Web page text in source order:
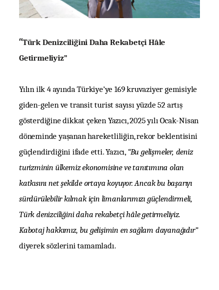
“Türk Denizciliğini Daha Rekabetçi Hâle
Getirmeliyiz”
Yılın ilk 4 ayında Türkiye’ye 169 kruvaziyer gemisiyle
giden-gelen ve transit turist sayısı yüzde 52 artış
gösterdiğine dikkat çeken Yazıcı, 2025 yılı Ocak-Nisan
döneminde yaşanan hareketliliğin, rekor beklentisini
güçlendirdiğini ifade etti. Yazıcı, “Bu gelişmeler, deniz
turizminin ülkemiz ekonomisine ve tanıtımına olan
katkısını net şekilde ortaya koyuyor. Ancak bu başarıyı
sürdürülebilir kılmak için limanlarımızı güçlendirmeli,
Türk denizciliğini daha rekabetçi hâle getirmeliyiz.
Kabotaj hakkımız, bu gelişimin en sağlam dayanağıdır”
diyerek sözlerini tamamladı.